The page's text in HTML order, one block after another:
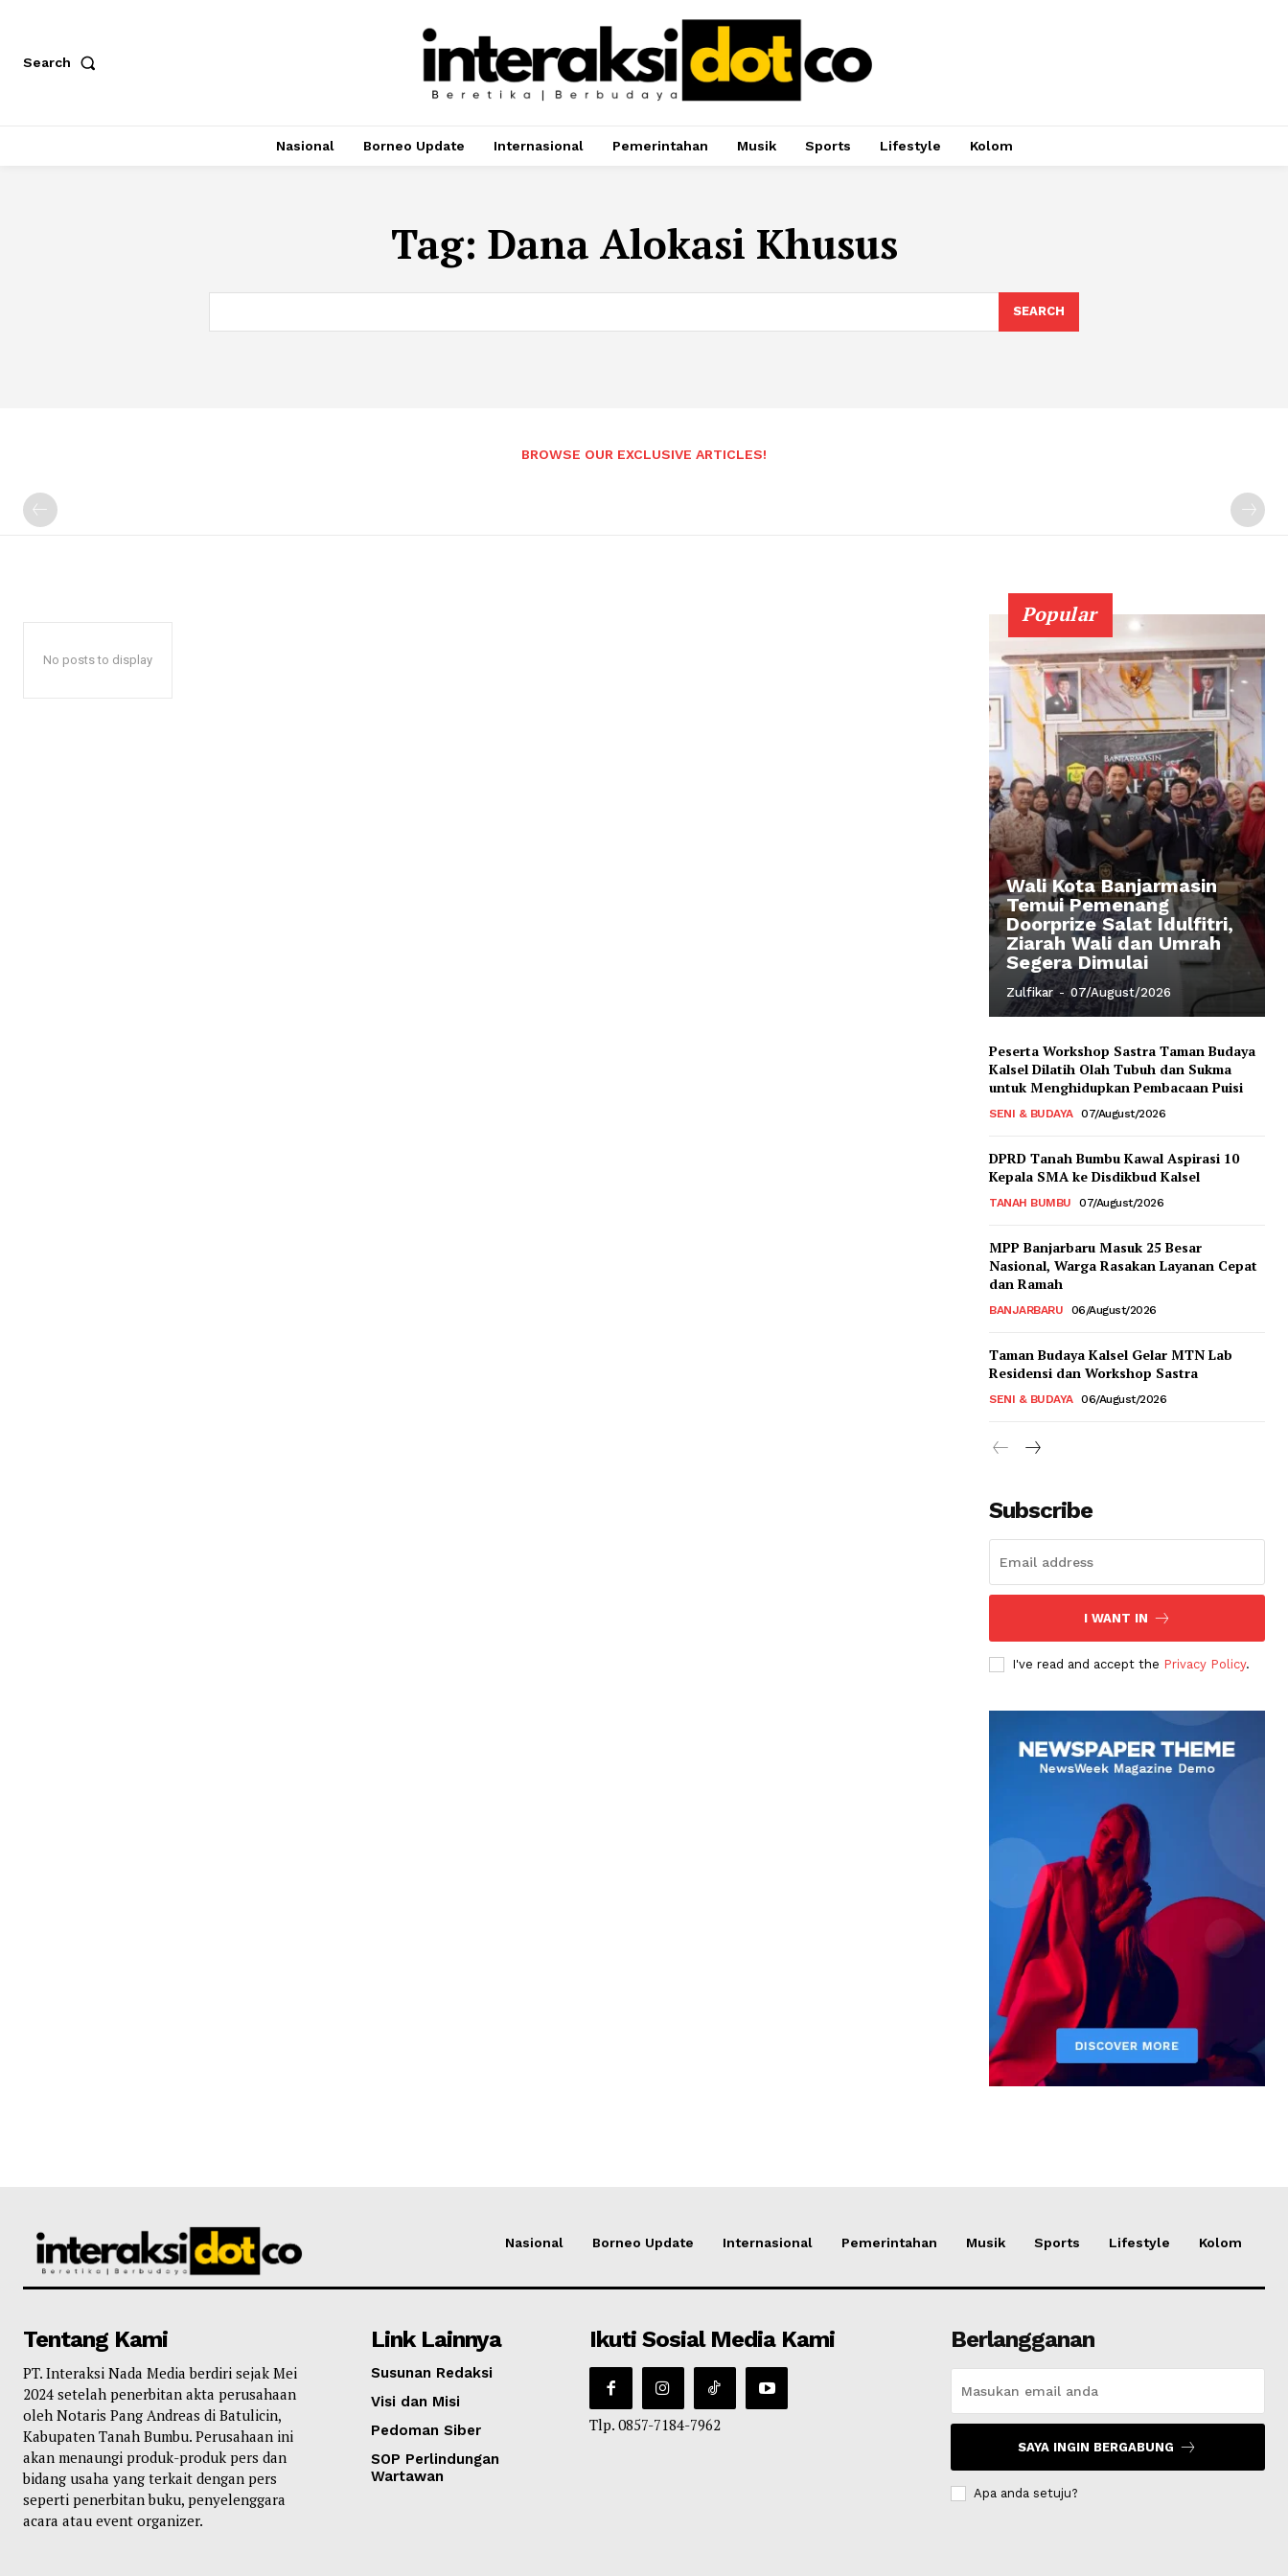
Search
Nasional Borneo Update Internasional Pemerintahan Musik Sports Lifestyle Kolom
Tag: Dana Alokasi Khusus
SEARCH
BROWSE OUR EXCLUSIVE ARTICLES!
No posts to display
Popular
Wali Kota Banjarmasin
Temui Pemenang
Doorprize Salat Idulfitri,
Ziarah Wali dan Umrah
Segera Dimulai
Zulfikar - 07/August/2026
Peserta Workshop Sastra Taman Budaya
Kalsel Dilatih Olah Tubuh dan Sukma
untuk Menghidupkan Pembacaan Puisi
SENI & BUDAYA 07/August/2026
DPRD Tanah Bumbu Kawal Aspirasi 10
Kepala SMA ke Disdikbud Kalsel
TANAH BUMBU 07/August/2026
MPP Banjarbaru Masuk 25 Besar
Nasional, Warga Rasakan Layanan Cepat
dan Ramah
BANJARBARU 06/August/2026
Taman Budaya Kalsel Gelar MTN Lab
Residensi dan Workshop Sastra
SENI & BUDAYA 06/August/2026
Subscribe
I WANT IN
I've read and accept the Privacy Policy.
Nasional Borneo Update Internasional Pemerintahan Musik Sports Lifestyle Kolom
Tentang Kami
PT. Interaksi Nada Media berdiri sejak Mei
2024 setelah penerbitan akta perusahaan
oleh Notaris Pang Andreas di Batulicin,
Kabupaten Tanah Bumbu. Perusahaan ini
akan menaungi produk-produk pers dan
bidang usaha yang terkait dengan pers
seperti penerbitan buku, penyelenggara
acara atau event organizer.
Link Lainnya
Susunan Redaksi
Visi dan Misi
Pedoman Siber
SOP Perlindungan
Wartawan
Ikuti Sosial Media Kami
Tlp. 0857-7184-7962
Berlangganan
SAYA INGIN BERGABUNG
Apa anda setuju?